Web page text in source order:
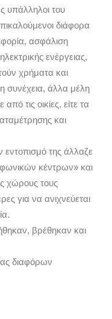
υπάλληλοι του
διάφορα
ασφάλιση
ενέργειας,
χρήματα και
συνέχεια, άλλα μέλη
τις οικίες, είτε τα
και
της άλλαζε
κέντρων» και
χώρους τους
για να ανιχνεύεται
βρέθηκαν και
διαφόρων